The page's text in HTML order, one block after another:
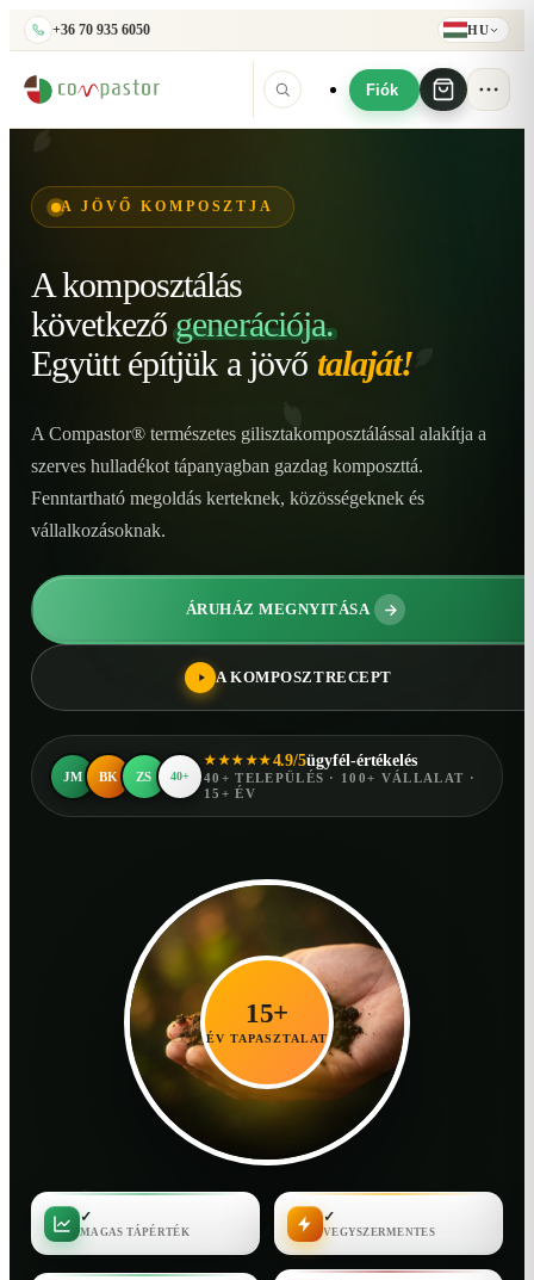
+36 70 935 6050 HU
Fiók
A JÖVŐ KOMPOSZTJA
A komposztálás
következő generációja.
Együtt építjük a jövő talaját!
A Compastor® természetes gilisztakomposztálással alakítja a
szerves hulladékot tápanyagban gazdag komposzttá.
Fenntartható megoldás kerteknek, közösségeknek és
vállalkozásoknak.
ÁRUHÁZ MEGNYITÁSA
A KOMPOSZTRECEPT
JM BK ZS 40+
★★★★★4.9/5ügyfél-értékelés
40+ TELEPÜLÉS · 100+ VÁLLALAT ·
15+ ÉV
15+
ÉV TAPASZTALAT
✓
MAGAS TÁPÉRTÉK
✓
VEGYSZERMENTES